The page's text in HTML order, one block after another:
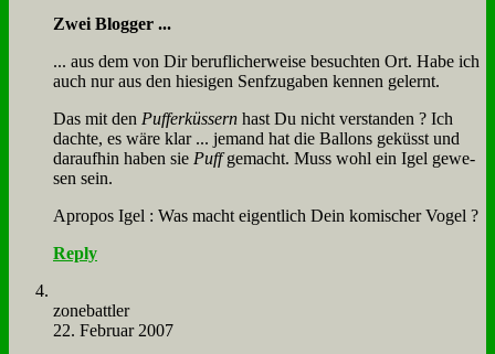
Zwei Blog­ger ...
... aus dem von Dir be­ruf­li­cher­wei­se be­such­ten Ort. Ha­be ich
auch nur aus den hie­si­gen Senf­zu­ga­ben ken­nen ge­lernt.
Das mit den Puf­fer­küs­sern hast Du nicht ver­stan­den ? Ich
dach­te, es wä­re klar ... je­mand hat die Bal­lons ge­küsst und
dar­auf­hin ha­ben sie Puffge­macht. Muss wohl ein Igel ge­we­
sen sein.
Apro­pos Igel : Was macht ei­gent­lich Dein ko­mi­scher Vo­gel ?
Reply
zone­batt­ler
22. Februar 2007